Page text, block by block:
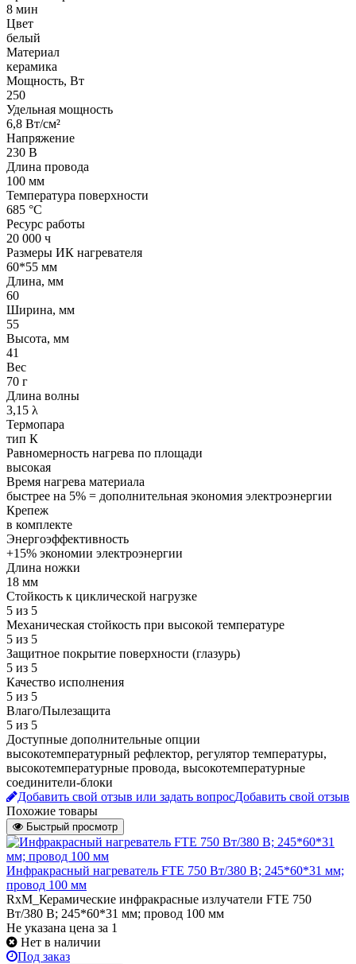
8 мин
Цвет
белый
Материал
керамика
Мощность, Вт
250
Удельная мощность
6,8 Вт/см²
Напряжение
230 В
Длина провода
100 мм
Температура поверхности
685 °С
Ресурс работы
20 000 ч
Размеры ИК нагревателя
60*55 мм
Длина, мм
60
Ширина, мм
55
Высота, мм
41
Вес
70 г
Длина волны
3,15 λ
Термопара
тип К
Равномерность нагрева по площади
высокая
Время нагрева материала
быстрее на 5% = дополнительная экономия электроэнергии
Крепеж
в комплекте
Энергоэффективность
+15% экономии электроэнергии
Длина ножки
18 мм
Стойкость к циклической нагрузке
5 из 5
Механическая стойкость при высокой температуре
5 из 5
Защитное покрытие поверхности (глазурь)
5 из 5
Качество исполнения
5 из 5
Влаго/Пылезащита
5 из 5
Доступные дополнительные опции
высокотемпературный рефлектор, регулятор температуры,
высокотемпературные провода, высокотемпературные
соединители-блоки
Добавить свой отзыв или задать вопросДобавить свой отзыв
Похожие товары
Быстрый просмотр
Инфракрасный нагреватель FTE 750 Вт/380 В; 245*60*31 мм;
провод 100 мм
RxM_Керамические инфракрасные излучатели FTE 750
Вт/380 В; 245*60*31 мм; провод 100 мм
Не указана цена за 1
Нет в наличии
Под заказ